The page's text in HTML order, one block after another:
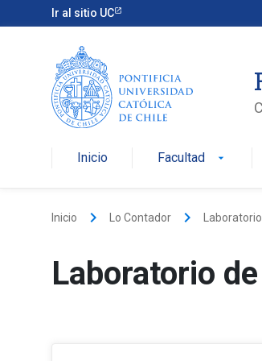
Ir al sitio UC
Inicio Facultad arrow_drop_down
Inicio keyboard_arrow_right Lo Contador keyboard_arrow_right
Laboratorio